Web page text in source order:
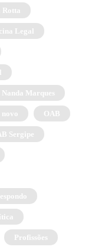
Legal
Nanda Marques
novo OAB
Sergipe
Profissões